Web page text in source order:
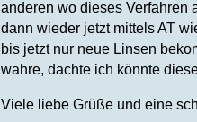
anderen wo dieses Verfahren
dann wieder jetzt mittels AT
bis jetzt nur neue Linsen
wahre, dachte ich könnte
Viele liebe Grüße und eine